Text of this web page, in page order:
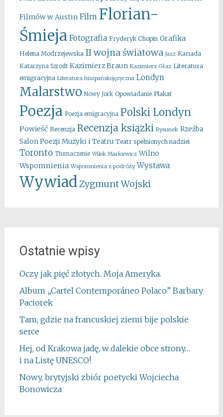
Filmów w Austin Film Florian-
Śmieja Fotografia Fryderyk Chopin Grafika
Helena Modrzejewska II wojna światowa Jazz Kanada
Katarzyna Szrodt Kazimierz Braun Kazimierz Głaz Literatura
emigracyjna Literatura hiszpańskojęzyczna Londyn
Malarstwo Nowy Jork Opowiadanie Plakat
Poezja Poezja emigracyjna Polski Londyn
Powieść Recenzja Recenzja ksiązki Rysunek Rzeźba
Salon Poezji Muzyki i Teatru Teatr spełnionych nadziei
Toronto Tłumaczenie Wilek Markiewicz Wilno
Wspomnienia Wspomnienia z podróży Wystawa
Wywiad Zygmunt Wojski
Ostatnie wpisy
Oczy jak pięć złotych. Moja Ameryka.
Album „Cartel Contemporáneo Polaco” Barbary
Paciorek
Tam, gdzie na francuskiej ziemi bije polskie
serce
Hej, od Krakowa jadę, w dalekie obce strony…
i na Listę UNESCO!
Nowy, brytyjski zbiór poetycki Wojciecha
Bonowicza